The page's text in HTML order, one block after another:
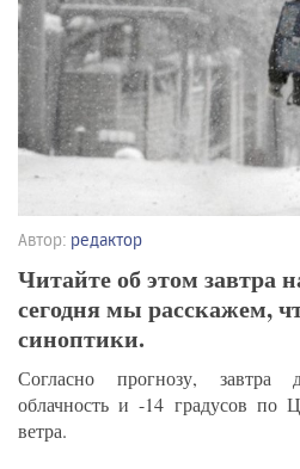
Автор: редактор
Читайте об этом завтра
сегодня мы расскажем,
синоптики.
Согласно прогнозу, завтра
облачность и -14 градусов по
ветра.